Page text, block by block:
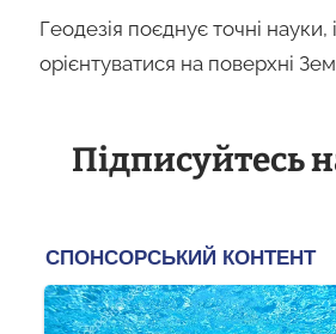
Геодезія поєднує точні
орієнтуватися на поверхні
Підписуйтесь